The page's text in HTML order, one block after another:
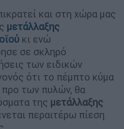
και στη χώρα μας
μετάλλαξης
κι ενώ
σε σκληρό
των ειδικών
ότι το πέμπτο κύμα
προ των πυλών, θα
της μετάλλαξης
περαιτέρω πίεση